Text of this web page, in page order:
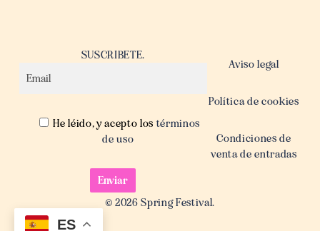
SUSCRIBETE.
He léido, y acepto los términos
de uso
Aviso legal
Política de cookies
Condiciones de
venta de entradas
© 2026 Spring Festival.
ES